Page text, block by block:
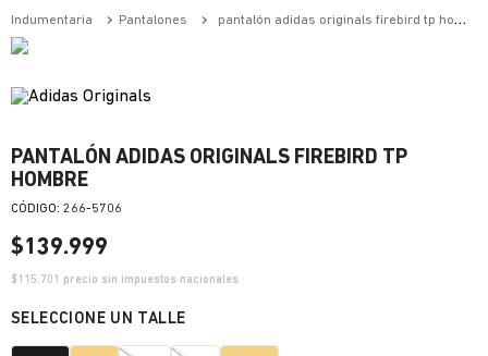
indumentaria pantalones pantalón adidas originals firebird tp hombre
PANTALÓN ADIDAS ORIGINALS FIREBIRD TP
HOMBRE
: 266-5706
$139.999
$115.701 precio sin impuestos nacionales